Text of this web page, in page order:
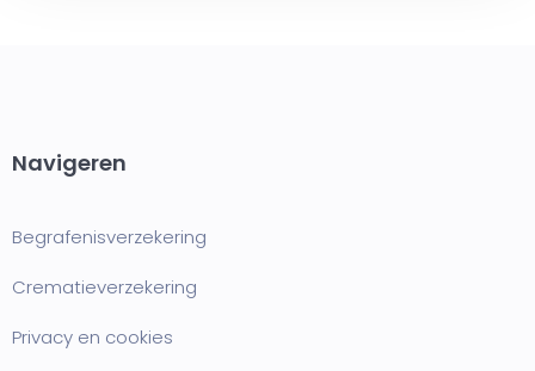
Navigeren
Begrafenisverzekering
Crematieverzekering
Privacy en cookies